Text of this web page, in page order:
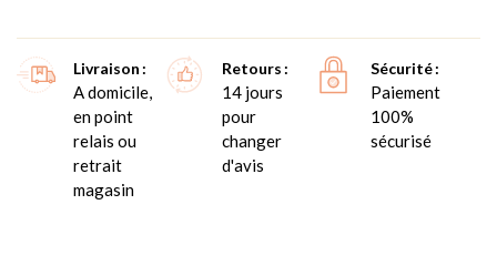
Livraison
A domicile,
en point
relais ou
retrait
magasin
Retours
14 jours
pour
changer
d'avis
Sécurité
Paiement
100%
sécurisé